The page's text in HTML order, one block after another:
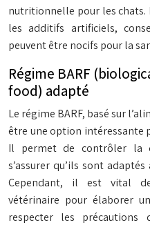
nutritionnelle pour les chats.
les additifs artificiels,
peuvent être nocifs pour la
Régime BARF
food) adapté
Le régime BARF, basé sur
être une option intéressante
Il permet de contrôler la
s’assurer qu’ils sont
Cependant, il est vital
vétérinaire pour élaborer
respecter les précautions